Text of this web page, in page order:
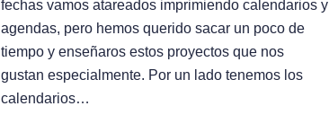
fechas vamos atareados imprimiendo calendarios y
agendas, pero hemos querido sacar un poco de
tiempo y enseñaros estos proyectos que nos
gustan especialmente. Por un lado tenemos los
calendarios…